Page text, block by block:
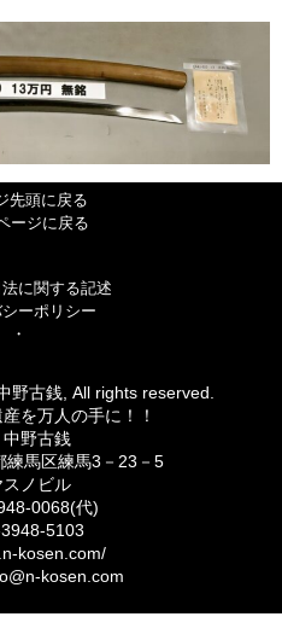
先頭に戻る
ージに戻る
に関する記述
ーポリシー
・
古銭, All rights reserved.
を万人の手に！！
中野古銭
練馬区練馬3－23－5
ノビル
0068(代)
5103
kosen.com/
kosen.com